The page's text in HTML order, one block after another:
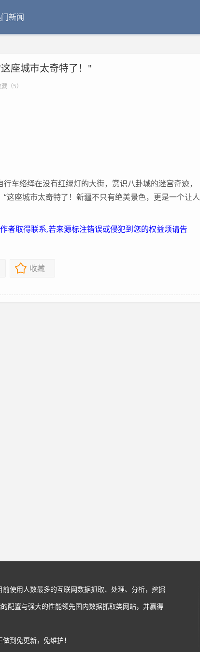
新闻
座城市太奇特了！"
（5）
络绎在没有红绿灯的大街，赏识八卦城的迷宫奇迹，
这座城市太奇特了！新疆不只有绝美景色，更是一个让人
者取得联系,若来源标注错误或侵犯到您的权益烦请告
收藏
前使用人数最多的互联网数据抓取、处理、分析，挖掘
配置与强大的性能领先国内数据抓取类网站，并赢得
到免更新，免维护！